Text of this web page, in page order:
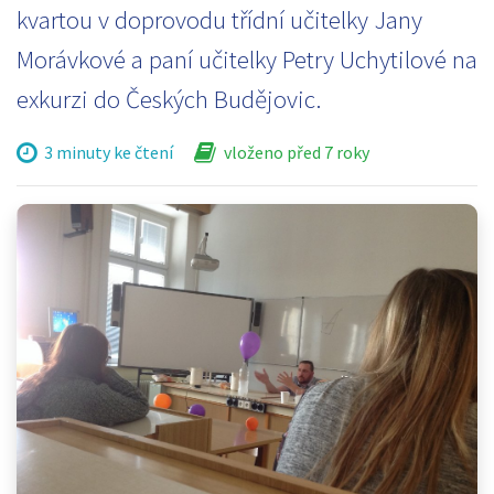
kvartou v doprovodu třídní učitelky Jany
Morávkové a paní učitelky Petry Uchytilové na
exkurzi do Českých Budějovic.
3 minuty ke čtení vloženo před 7 roky